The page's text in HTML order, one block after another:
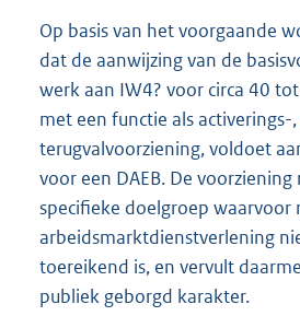
Op basis van het voorgaande
dat de aanwijzing van de
werk aan IW4? voor circa 40
met een functie als activerings-
terugvalvoorziening, voldoet
voor een DAEB. De voorziening
specifieke doelgroep waarvoor
arbeidsmarktdienstverlening
toereikend is, en vervult
publiek geborgd karakter.